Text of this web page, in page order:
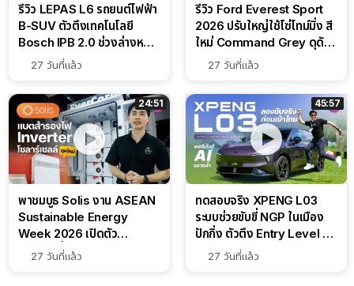
รีวิว LEPAS L6 รถยนต์ไฟฟ้า
B-SUV ตัวตึงเทคโนโลยี
Bosch IPB 2.0 ช่วงล่างหนึบ
ลุ้นราคา 7 แสนต้น
27 วันที่แล้ว
รีวิว Ford Everest Sport
2026 ปรับใหญ่ใช้โซ่ไทม์มิ่ง สี
ใหม่ Command Grey ดุดัน
สไตล์ครอบครัวสายลุย
27 วันที่แล้ว
24:51
พาชมบูธ Solis งาน ASEAN
Sustainable Energy
Week 2026 เปิดตัว
แบตเตอรี่ IntelliHouse และ
27 วันที่แล้ว
45:57
ทดสอบจริง XPENG L03
ระบบช่วยขับขี่ NGP ในเมือง
ปักกิ่ง ตัวตึง Entry Level ที่
ทำได้เกินตัว
27 วันที่แล้ว